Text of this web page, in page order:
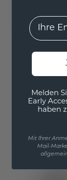
Platin/
EMail
Melden
Early
haben
Mit Ihrer
Mail-